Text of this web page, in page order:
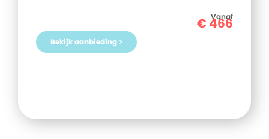
Vanaf
€466
Bekijk aanbieding >